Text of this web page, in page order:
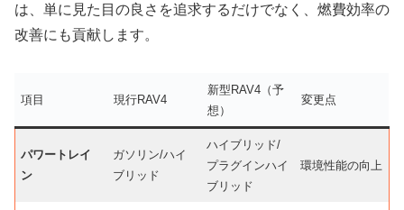
は、単に見た目の良さを追求するだけでなく、燃費効率の
改善にも貢献します。
項目 現行RAV4
新型RAV4（予
想）
変更点
パワートレイ
ン
ガソリン/ハイ
ブリッド
ハイブリッド/
プラグインハイ
ブリッド
環境性能の向上